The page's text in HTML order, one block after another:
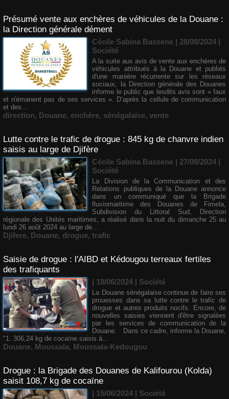
Présumé vente aux enchères de véhicules de la Douane :
la Direction générale dément
Cécile Sabina Bassene | 28/08/2024 |
Société
A la suite aux avis de vente aux enchères de
véhicules attribués à la Douane et publiés
d'une manière récurrente sur les réseaux
sociaux, la Direction générale des Douanes
informe le public que lesdits avis sont « faux
et n'émanent pas de ses services ». D’après la cellule de communication
et des...
direction, Douane, enchère, sénégalaise, vente
Lutte contre le trafic de drogue : 845 kg de chanvre indien
saisis au large de Djifère
Cécile Sabina Bassene | 27/08/2024 |
Société
La Division de la Communication et des
Relations publiques de la Douane annonce
dans un communiqué que la Brigade
fluviomaritime des Douanes de Fimela,
Subdivision du Littoral Sud, Direction
régionale des Unités maritimes, a réalisé dans la nuit du dimanche 25 au
lundi 26 août 2024 au large de...
Djifere, Douane, drogue, trafic
Saisie de drogue : l'AIBD et Kédougou terreaux fertiles
des trafiquants
| 18/06/2024 | Société
La Douane sénégalaise continue de faire ses
prouesses dans sa lutte contre le trafic de
drogue et autres produits nocifs. Encore, de
nouvelles saisies viennent d'être signalées
par les services de communication de la
Douane. Dans ce cadre, informe la Douane,
"1. 306,24 kg de cocaïne saisis à...
Douane, Moussala, Moussala-Kedougou
Drogue : la Brigade des Douanes de Kalifourou (Kolda)
saisit 108,7 kg de cocaïne
| 15/06/2024 | Société